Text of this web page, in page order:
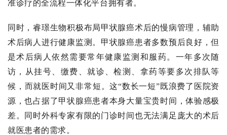
准诊疗的全流程一体化平台拥有者。
同时，睿璟生物积极布局甲状腺癌术后的慢病管理，辅助
术后病人进行健康监测。甲状腺癌患者多数预后良好，但
是术后病人依然需要常年健康监测和服药。一年多次随
访，从挂号、缴费、就诊、检测、拿药等要多次排队等
候，而就医时间又非常短。这“数长一短”既浪费了医院资
源，也占据了甲状腺癌患者本身大量宝贵时间，体验感极
差。同时外科专家有限的门诊时间也无法满足庞大的术后
就医患者的需求。